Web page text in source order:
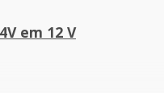
em 12 V